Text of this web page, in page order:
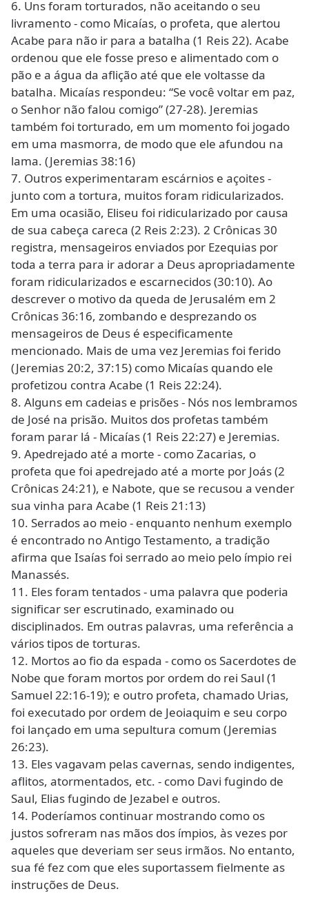
6. Uns foram torturados, não aceitando o seu
livramento - como Micaías, o profeta, que alertou
Acabe para não ir para a batalha (1 Reis 22). Acabe
ordenou que ele fosse preso e alimentado com o
pão e a água da aflição até que ele voltasse da
batalha. Micaías respondeu: “Se você voltar em paz,
o Senhor não falou comigo” (27-28). Jeremias
também foi torturado, em um momento foi jogado
em uma masmorra, de modo que ele afundou na
lama. (Jeremias 38:16)
7. Outros experimentaram escárnios e açoites -
junto com a tortura, muitos foram ridicularizados.
Em uma ocasião, Eliseu foi ridicularizado por causa
de sua cabeça careca (2 Reis 2:23). 2 Crônicas 30
registra, mensageiros enviados por Ezequias por
toda a terra para ir adorar a Deus apropriadamente
foram ridicularizados e escarnecidos (30:10). Ao
descrever o motivo da queda de Jerusalém em 2
Crônicas 36:16, zombando e desprezando os
mensageiros de Deus é especificamente
mencionado. Mais de uma vez Jeremias foi ferido
(Jeremias 20:2, 37:15) como Micaías quando ele
profetizou contra Acabe (1 Reis 22:24).
8. Alguns em cadeias e prisões - Nós nos lembramos
de José na prisão. Muitos dos profetas também
foram parar lá - Micaías (1 Reis 22:27) e Jeremias.
9. Apedrejado até a morte - como Zacarias, o
profeta que foi apedrejado até a morte por Joás (2
Crônicas 24:21), e Nabote, que se recusou a vender
sua vinha para Acabe (1 Reis 21:13)
10. Serrados ao meio - enquanto nenhum exemplo
é encontrado no Antigo Testamento, a tradição
afirma que Isaías foi serrado ao meio pelo ímpio rei
Manassés.
11. Eles foram tentados - uma palavra que poderia
significar ser escrutinado, examinado ou
disciplinados. Em outras palavras, uma referência a
vários tipos de torturas.
12. Mortos ao fio da espada - como os Sacerdotes de
Nobe que foram mortos por ordem do rei Saul (1
Samuel 22:16-19); e outro profeta, chamado Urias,
foi executado por ordem de Jeoiaquim e seu corpo
foi lançado em uma sepultura comum (Jeremias
26:23).
13. Eles vagavam pelas cavernas, sendo indigentes,
aflitos, atormentados, etc. - como Davi fugindo de
Saul, Elias fugindo de Jezabel e outros.
14. Poderíamos continuar mostrando como os
justos sofreram nas mãos dos ímpios, às vezes por
aqueles que deveriam ser seus irmãos. No entanto,
sua fé fez com que eles suportassem fielmente as
instruções de Deus.